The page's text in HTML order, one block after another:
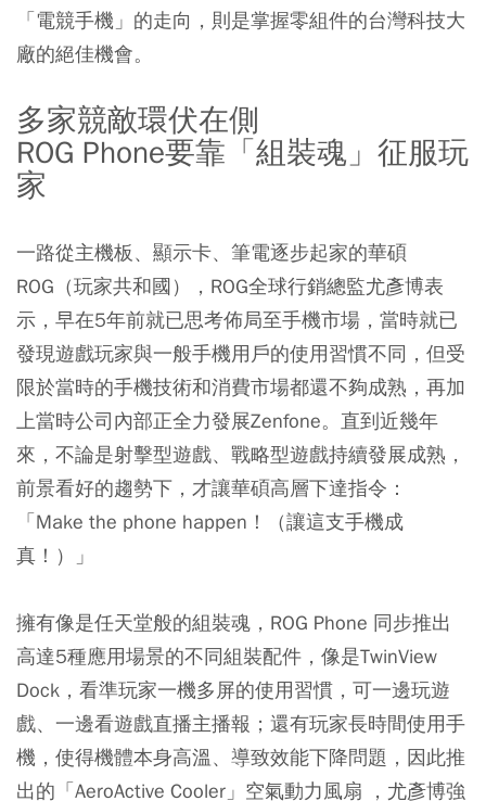
「電競手機」的走向，則是掌握零組件的台灣科技大
廠的絕佳機會。
多家競敵環伏在側
ROG Phone要靠「組裝魂」征服玩
家
一路從主機板、顯示卡、筆電逐步起家的華碩
ROG（玩家共和國），ROG全球行銷總監尤彥博表
示，早在5年前就已思考佈局至手機市場，當時就已
發現遊戲玩家與一般手機用戶的使用習慣不同，但受
限於當時的手機技術和消費市場都還不夠成熟，再加
上當時公司內部正全力發展Zenfone。直到近幾年
來，不論是射擊型遊戲、戰略型遊戲持續發展成熟，
前景看好的趨勢下，才讓華碩高層下達指令：
「Make the phone happen！（讓這支手機成
真！）」
擁有像是任天堂般的組裝魂，ROG Phone 同步推出
高達5種應用場景的不同組裝配件，像是TwinView
Dock，看準玩家一機多屏的使用習慣，可一邊玩遊
戲、一邊看遊戲直播主播報；還有玩家長時間使用手
機，使得機體本身高溫、導致效能下降問題，因此推
出的「AeroActive Cooler」空氣動力風扇 ，尤彥博強